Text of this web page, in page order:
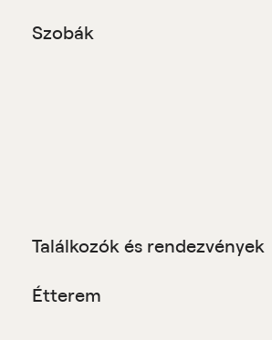
Szobák
Találkozók és rendezvények
Étterem